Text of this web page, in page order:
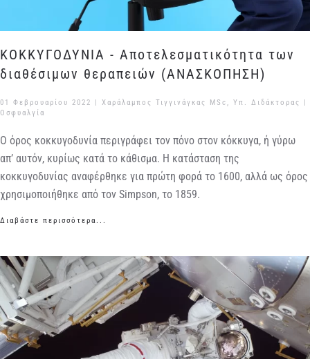
ΚΟΚΚΥΓΟΔΥΝΙΑ - Αποτελεσματικότητα των
διαθέσιμων θεραπειών (ΑΝΑΣΚΟΠΗΣΗ)
01 Φεβρουαρίου 2022
| Χαράλαμπος Τιγγινάγκας MSc, Υπ. Διδάκτορας |
Οσφυαλγία
Ο όρος κοκκυγοδυνία περιγράφει τον πόνο στον κόκκυγα, ή γύρω
απ’ αυτόν, κυρίως κατά το κάθισμα. Η κατάσταση της
κοκκυγοδυνίας αναφέρθηκε για πρώτη φορά το 1600, αλλά ως όρος
χρησιμοποιήθηκε από τον Simpson, το 1859.
Διαβάστε περισσότερα...